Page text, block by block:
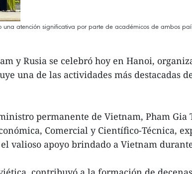
atención significativa por parte de académicos de ambos
y Rusia se celebró hoy en Hanoi,
una de las actividades más destacadas
permanente de Vietnam, Pham Gia
Comercial y Científico-Técnica,
valioso apoyo brindado a Vietnam